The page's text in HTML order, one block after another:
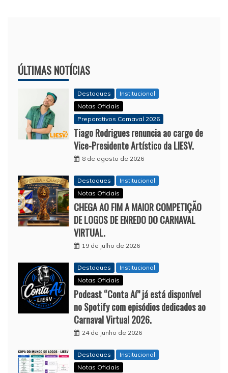
ÚLTIMAS NOTÍCIAS
Destaques
Institucional
Notas Oficiais
Preparativos Carnaval 2026
Tiago Rodrigues renuncia ao cargo de
Vice-Presidente Artístico da LIESV.
8 de agosto de 2026
Destaques
Institucional
Notas Oficiais
CHEGA AO FIM A MAIOR COMPETIÇÃO
DE LOGOS DE ENREDO DO CARNAVAL
VIRTUAL.
19 de julho de 2026
Destaques
Institucional
Notas Oficiais
Podcast “Conta Aí” já está disponível
no Spotify com episódios dedicados ao
Carnaval Virtual 2026.
24 de junho de 2026
Destaques
Institucional
Notas Oficiais